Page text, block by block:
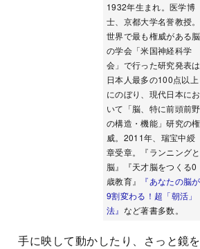
1932年生まれ。医学博
士、京都大学名誉教授。
世界で最も権威がある脳
の学会「米国神経科学
会」で行った研究発表は
日本人最多の100点以上
にのぼり、現代日本にお
いて「脳、特に前頭前野
の構造・機能」研究の権
威。2011年、瑞宝中綬
章受章。『ランニングと
脳』『天才脳をつくる0
歳教育』
『あなたの脳が
9割変わる！超「朝活」
法』 など著書多数。
手に映して動かしたり、さっと鏡